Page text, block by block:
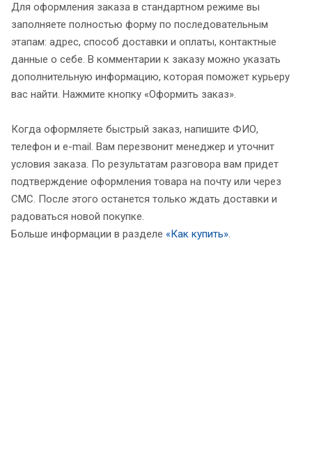
Для оформления заказа в стандартном режиме вы
заполняете полностью форму по последовательным
этапам: адрес, способ доставки и оплаты, контактные
данные о себе. В комментарии к заказу можно указать
дополнительную информацию, которая поможет курьеру
вас найти. Нажмите кнопку «Оформить заказ».
Когда оформляете быстрый заказ, напишите ФИО,
телефон и e-mail. Вам перезвонит менеджер и уточнит
условия заказа. По результатам разговора вам придет
подтверждение оформления товара на почту или через
СМС. После этого останется только ждать доставки и
радоваться новой покупке.
Больше информации в разделе «Как купить».